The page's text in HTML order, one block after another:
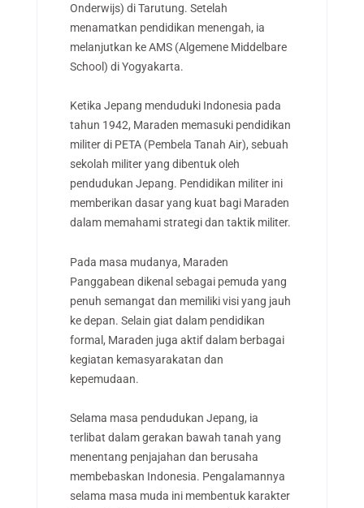
Onderwijs) di Tarutung. Setelah
menamatkan pendidikan menengah, ia
melanjutkan ke AMS (Algemene Middelbare
School) di Yogyakarta.
Ketika Jepang menduduki Indonesia pada
tahun 1942, Maraden memasuki pendidikan
militer di PETA (Pembela Tanah Air), sebuah
sekolah militer yang dibentuk oleh
pendudukan Jepang. Pendidikan militer ini
memberikan dasar yang kuat bagi Maraden
dalam memahami strategi dan taktik militer.
Pada masa mudanya, Maraden
Panggabean dikenal sebagai pemuda yang
penuh semangat dan memiliki visi yang jauh
ke depan. Selain giat dalam pendidikan
formal, Maraden juga aktif dalam berbagai
kegiatan kemasyarakatan dan
kepemudaan.
Selama masa pendudukan Jepang, ia
terlibat dalam gerakan bawah tanah yang
menentang penjajahan dan berusaha
membebaskan Indonesia. Pengalamannya
selama masa muda ini membentuk karakter